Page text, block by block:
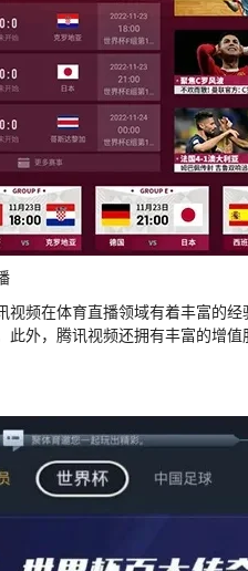
视频在体育直播领域有着丰富的
此外，腾讯视频还拥有丰富的增